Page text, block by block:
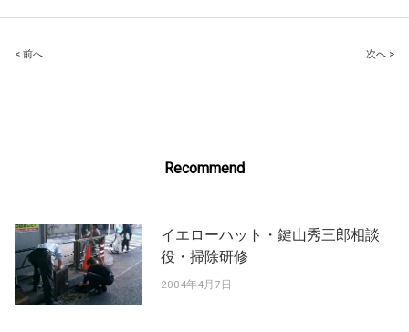
Post
< 前へ 次へ >
Recommend
イエローハット・鍵山秀三郎相談
役・掃除研修
2004年4月7日